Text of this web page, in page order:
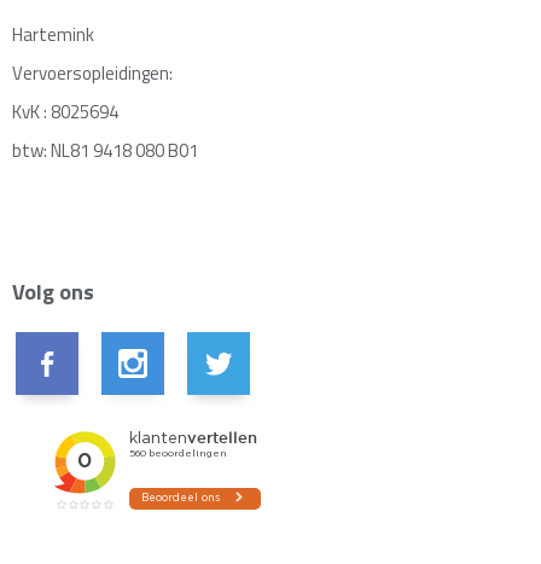
Hartemink
Vervoersopleidingen:
KvK : 8025694
btw: NL81 9418 080 B01
Volg ons